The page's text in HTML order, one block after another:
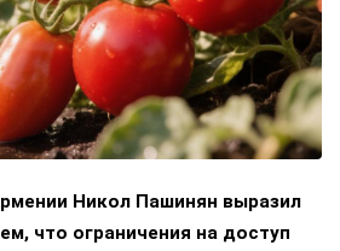
Никол Пашинян выразил
что ограничения на доступ